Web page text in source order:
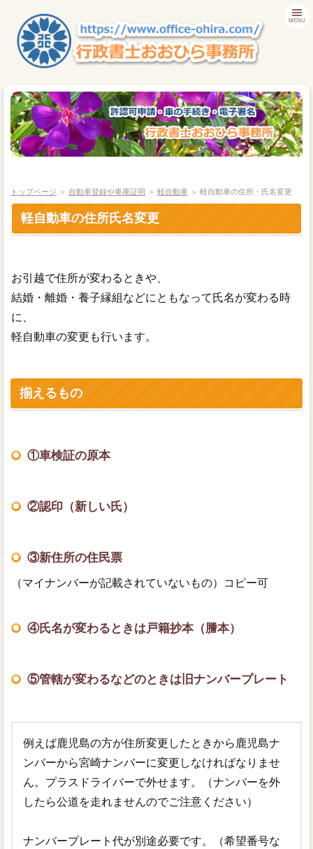
MENU
車庫証明
電子定款
トップページ ＞ 自動車登録や車庫証明 ＞ 軽自動車 ＞ 軽自動車の住所・氏名変更
軽自動車の住所氏名変更
お引越で住所が変わるときや、
結婚・離婚・養子縁組などにともなって氏名が変わる時
に、
軽自動車の変更も行います。
揃えるもの
①車検証の原本
②認印（新しい氏）
③新住所の住民票
（マイナンバーが記載されていないもの）コピー可
④氏名が変わるときは戸籍抄本（謄本）
⑤管轄が変わるなどのときは旧ナンバープレート
例えば鹿児島の方が住所変更したときから鹿児島ナ
ンバーから宮崎ナンバーに変更しなければなりませ
ん。プラスドライバーで外せます。（ナンバーを外
したら公道を走れませんのでご注意ください）
ナンバープレート代が別途必要です。（希望番号な